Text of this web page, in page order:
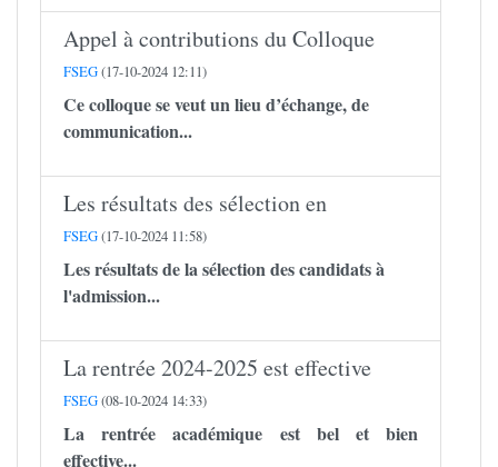
Appel à contributions du Colloque
FSEG(17-10-2024 12:11)
Ce colloque se veut un lieu d’échange, de
communication...
Les résultats des sélection en
FSEG(17-10-2024 11:58)
Les résultats de la sélection des candidats à
l'admission...
La rentrée 2024-2025 est effective
FSEG(08-10-2024 14:33)
La rentrée académique est bel et bien
effective...